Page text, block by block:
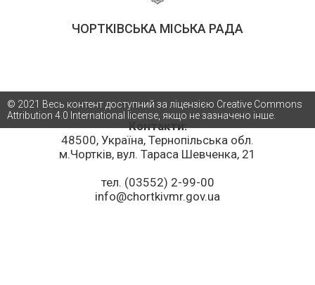
ЧОРТКІВСЬКА МІСЬКА РАДА
Контакти:
48500, Україна, Тернопільська обл.
м.Чортків, вул. Тараса Шевченка, 21
тел. (03552) 2-99-00
info@chortkivmr.gov.ua
© 2021 Весь контент доступний за ліцензією Creative Commons
Attribution 4.0 International license, якщо не зазначено інше.